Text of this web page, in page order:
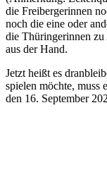
die Freibergerinnen
noch die eine oder
die Thüringerinnen zu
aus der Hand.
Jetzt heißt es
spielen möchte, muss
den 16. September